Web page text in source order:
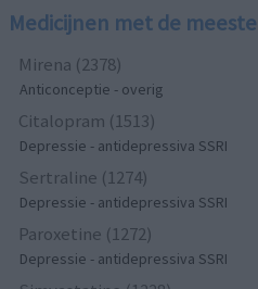
Medicijnen met de
Mirena (2378)
Anticonceptie - overig
Citalopram (1513)
Depressie - antidepressiva SSRI
Sertraline (1274)
Depressie - antidepressiva SSRI
Paroxetine (1272)
Depressie - antidepressiva SSRI